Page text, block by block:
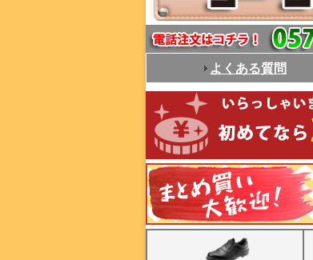
よくある質問